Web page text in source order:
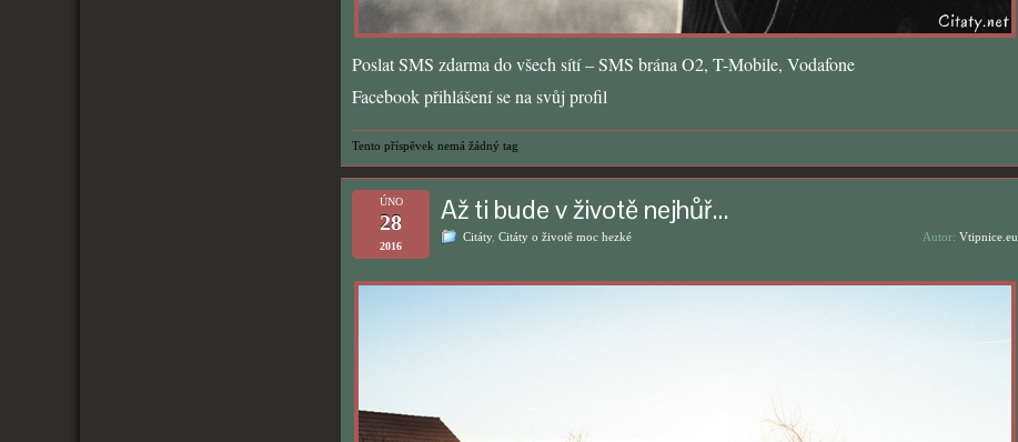
Poslat SMS zdarma do všech sítí – SMS brána O2, T-Mobile, Vodafone
Facebook přihlášení se na svůj profil
Tento příspěvek nemá žádný tag
ÚNO
28
2016
Až ti bude v životě nejhůř…
Citáty, Citáty o životě moc hezké Autor: Vtipnice.eu